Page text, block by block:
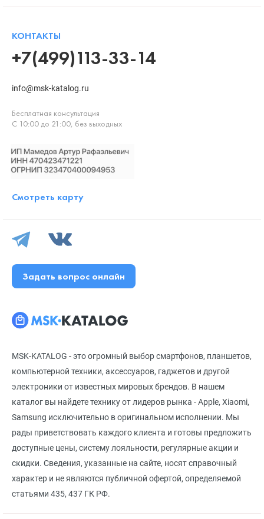
MSK-KATALOG - это огромный выбор смартфонов, планшетов,
компьютерной техники, аксессуаров, гаджетов и другой
электроники от известных мировых брендов. В нашем
каталог вы найдете технику от лидеров рынка - Apple, Xiaomi,
Samsung исключительно в оригинальном исполнении. Мы
рады приветствовать каждого клиента и готовы предложить
доступные цены, систему лояльности, регулярные акции и
скидки. Сведения, указанные на сайте, носят справочный
характер и не являются публичной офертой, определяемой
статьями 435, 437 ГК РФ.
КОНТАКТЫ
+7(499)113-33-14
info@msk-katalog.ru
Бесплатная консультация
С 10:00 до 21:00, без выходных
Смотреть карту
Задать вопрос онлайн